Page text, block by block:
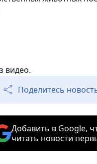
видео.
Поделитесь
Добавить в Google,
читать новости